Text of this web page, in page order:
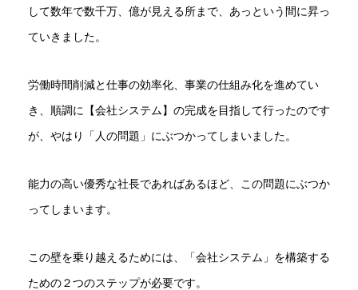
して数年で数千万、億が見える所まで、あっという間に昇っ
ていきました。
労働時間削減と仕事の効率化、事業の仕組み化を進めてい
き、順調に【会社システム】の完成を目指して行ったのです
が、やはり「人の問題」にぶつかってしまいました。
能力の高い優秀な社長であればあるほど、この問題にぶつか
ってしまいます。
この壁を乗り越えるためには、「会社システム」を構築する
ための２つのステップが必要です。